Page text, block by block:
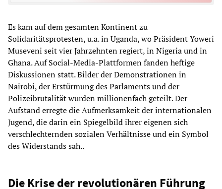
Es kam auf dem gesamten Kontinent zu
Solidaritätsprotesten, u.a. in Uganda, wo Präsident Yoweri
Museveni seit vier Jahrzehnten regiert, in Nigeria und in
Ghana. Auf Social-Media-Plattformen fanden heftige
Diskussionen statt. Bilder der Demonstrationen in
Nairobi, der Erstürmung des Parlaments und der
Polizeibrutalität wurden millionenfach geteilt. Der
Aufstand erregte die Aufmerksamkeit der internationalen
Jugend, die darin ein Spiegelbild ihrer eigenen sich
verschlechternden sozialen Verhältnisse und ein Symbol
des Widerstands sah..
Die Krise der revolutionären Führung